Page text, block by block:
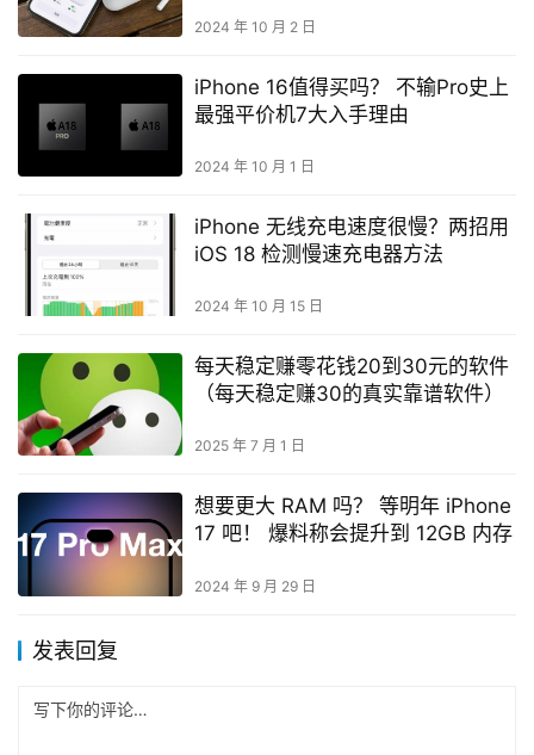
2024 年 10 月 2 日
iPhone 16值得买吗？ 不输Pro史上
最强平价机7大入手理由
2024 年 10 月 1 日
iPhone 无线充电速度很慢？两招用
iOS 18 检测慢速充电器方法
2024 年 10 月 15 日
每天稳定赚零花钱20到30元的软件
（每天稳定赚30的真实靠谱软件）
2025 年 7 月 1 日
想要更大 RAM 吗？ 等明年 iPhone
17 吧！ 爆料称会提升到 12GB 内存
2024 年 9 月 29 日
发表回复